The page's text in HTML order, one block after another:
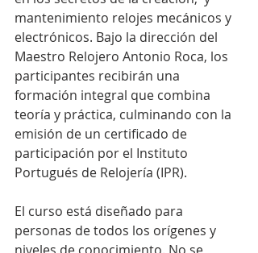
mantenimiento relojes mecánicos y
electrónicos. Bajo la dirección del
Maestro Relojero Antonio Roca, los
participantes recibirán una
formación integral que combina
teoría y práctica, culminando con la
emisión de un certificado de
participación por el Instituto
Portugués de Relojería (IPR).
El curso está diseñado para
personas de todos los orígenes y
niveles de conocimiento. No se